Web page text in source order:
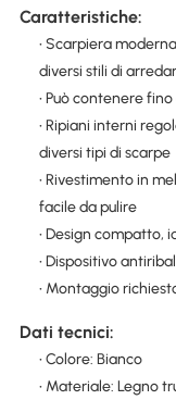
Caratteristiche:
• Scarpiera
diversi stili di
• Può contenere
• Ripiani interni
diversi tipi di scarpe
• Rivestimento in
facile da pulire
• Design compatto,
• Dispositivo
• Montaggio
Dati tecnici:
• Colore: Bianco
• Materiale: Legno